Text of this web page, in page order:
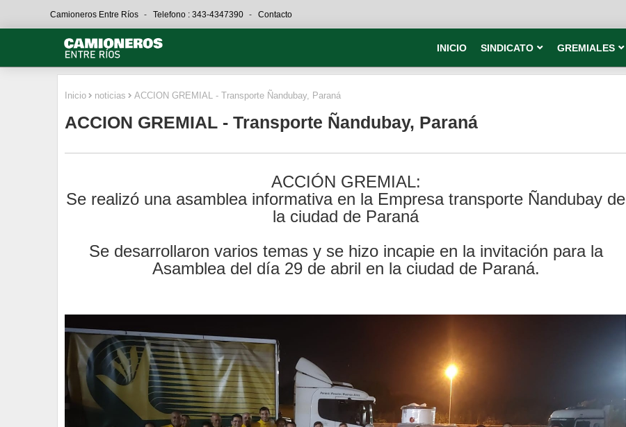
Camioneros Entre Ríos Telefono : 343-4347390 Contacto
INICIO SINDICATO GREMIALES
Inicio noticias ACCION GREMIAL - Transporte Ñandubay, Paraná
ACCION GREMIAL - Transporte Ñandubay, Paraná
ACCIÓN GREMIAL:
Se realizó una asamblea informativa en la Empresa transporte Ñandubay de
la ciudad de Paraná
Se desarrollaron varios temas y se hizo incapie en la invitación para la
Asamblea del día 29 de abril en la ciudad de Paraná.